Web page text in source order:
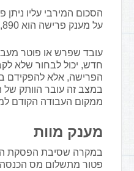
הסכום המירבי עליו
על מענק פרישה הוא 9,890 ש"ח לכל שנת עבודה.
עובד שפרש או פוטר
חדש, יכול לבחור שלא
הפרישה, אלא להפקידם
במצב זה עובר הוותק של
ממקום העבודה הקודם
מענק מוות
במקרה שסיבת הפסקת
פטור מתשלום מס הכנסה